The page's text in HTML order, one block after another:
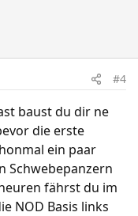
#4
baust du dir ne
die erste
ein paar
Schwebepanzern
fährst du im
NOD Basis links